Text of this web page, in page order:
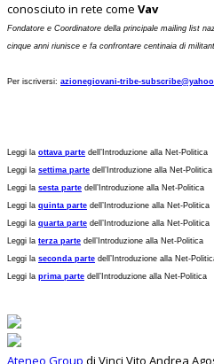
conosciuto in rete come Vav
Fondatore e Coordinatore della principale mailing list
cinque anni riunisce e fa confrontare centinaia di
Per iscriversi: azionegiovani-tribe-
Leggi la ottava parte dell’Introduzione alla Net-Politica
Leggi la settima parte dell’Introduzione alla Net-Politica
Leggi la sesta parte dell’Introduzione alla Net-Politica
Leggi la quinta parte dell’Introduzione alla Net-Politica
Leggi la quarta parte dell’Introduzione alla Net-Politica
Leggi la terza parte dell’Introduzione alla Net-Politica
Leggi la seconda parte dell’Introduzione alla Net-
Leggi la prima parte dell’Introduzione alla Net-Politica
Ateneo Group di Vinci Vito Andrea